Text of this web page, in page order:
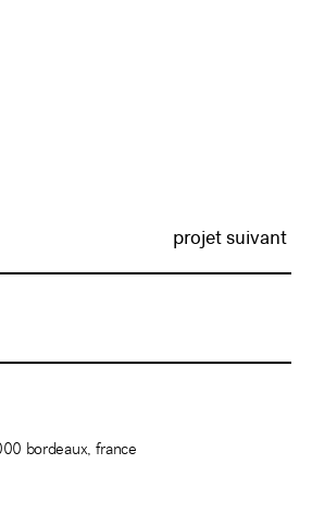
projet suivant
bordeaux, france